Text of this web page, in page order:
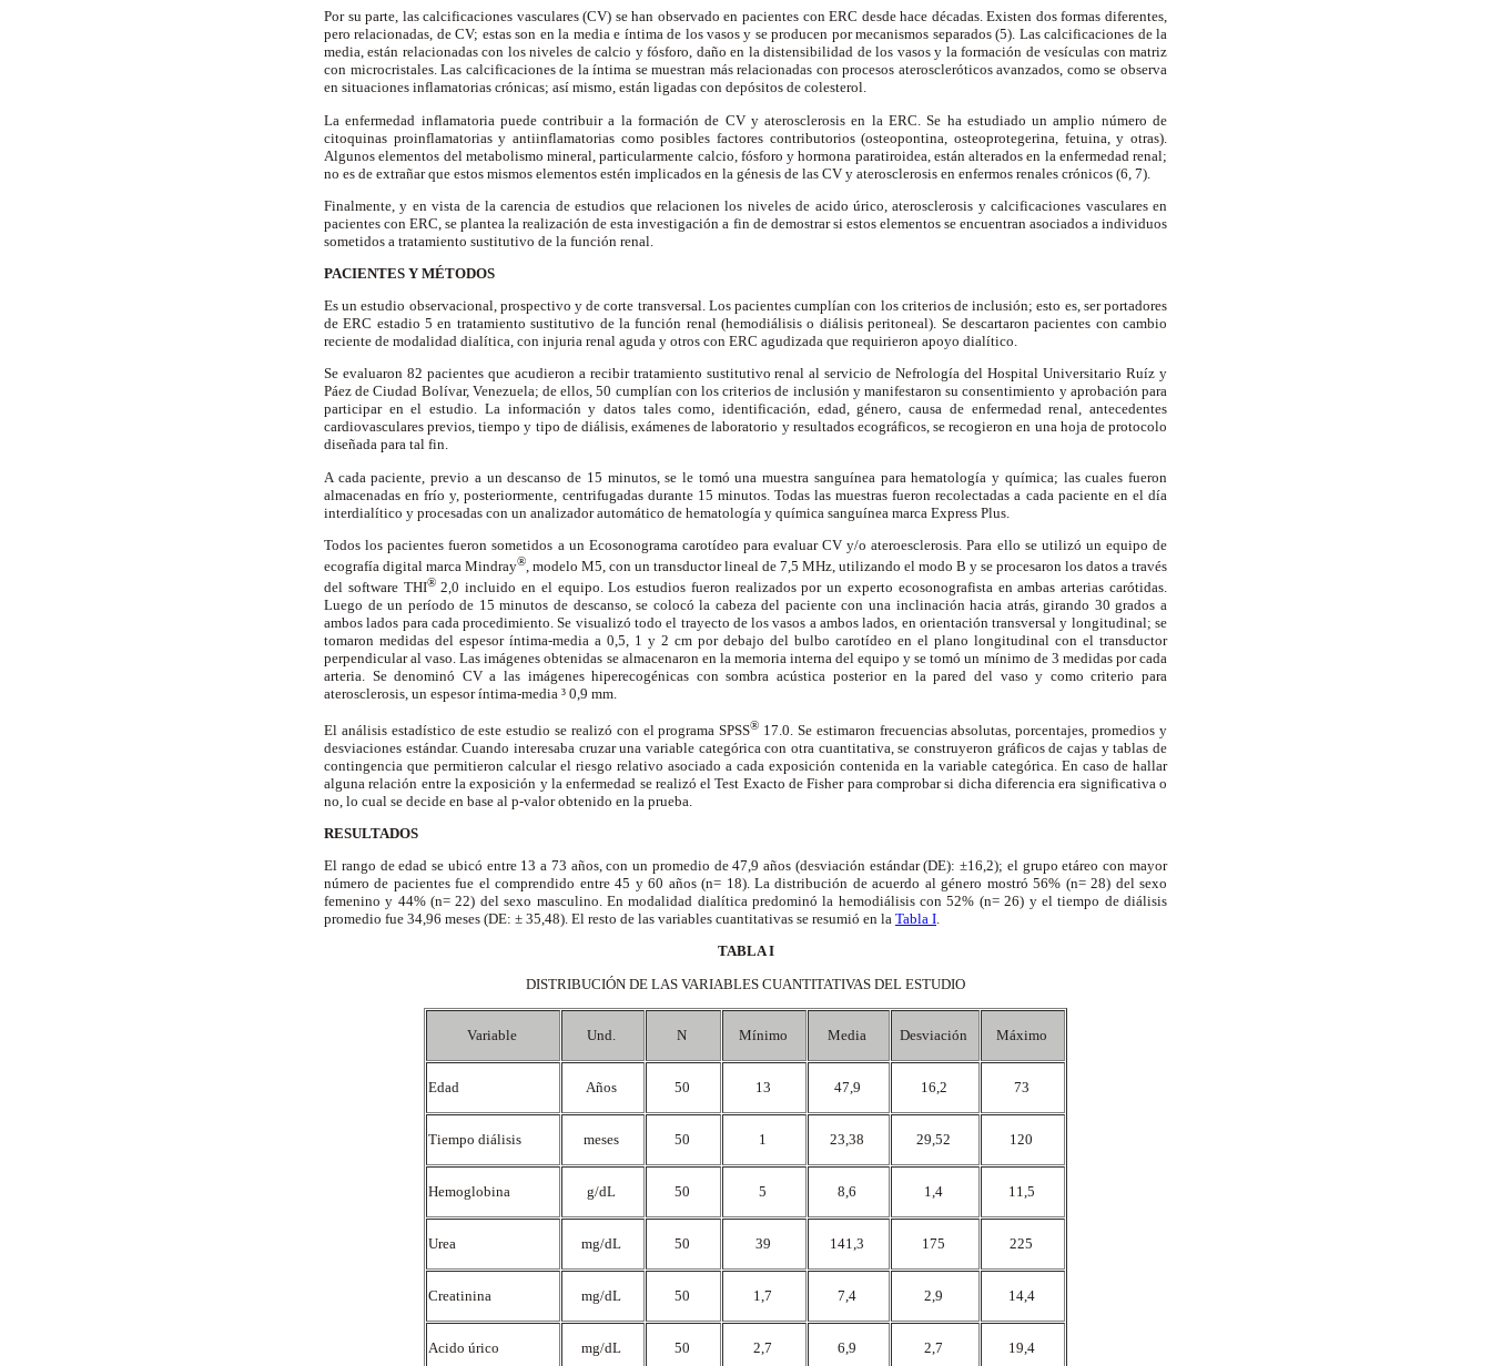
Por su parte, las calcificaciones vasculares (CV) se han observado en pacientes con ERC desde hace décadas. Existen dos formas diferentes,
pero relacionadas, de CV; estas son en la media e íntima de los vasos y se producen por mecanismos separados (5). Las calcificaciones de la
media, están relacionadas con los niveles de calcio y fósforo, daño en la distensibilidad de los vasos y la formación de vesículas con matriz
con microcristales. Las calcificaciones de la íntima se muestran más relacionadas con procesos ateroscleróticos avanzados, como se observa
en situaciones inflamatorias crónicas; así mismo, están ligadas con depósitos de colesterol.
La enfermedad inflamatoria puede contribuir a la formación de CV y aterosclerosis en la ERC. Se ha estudiado un amplio número de
citoquinas proinflamatorias y antiinflamatorias como posibles factores contributorios (osteopontina, osteoprotegerina, fetuina, y otras).
Algunos elementos del metabolismo mineral, particularmente calcio, fósforo y hormona paratiroidea, están alterados en la enfermedad renal;
no es de extrañar que estos mismos elementos estén implicados en la génesis de las CV y aterosclerosis en enfermos renales crónicos (6, 7).
Finalmente, y en vista de la carencia de estudios que relacionen los niveles de acido úrico, aterosclerosis y calcificaciones vasculares en
pacientes con ERC, se plantea la realización de esta investigación a fin de demostrar si estos elementos se encuentran asociados a individuos
sometidos a tratamiento sustitutivo de la función renal.
PACIENTES Y MÉTODOS
Es un estudio observacional, prospectivo y de corte transversal. Los pacientes cumplían con los criterios de inclusión; esto es, ser portadores
de ERC estadio 5 en tratamiento sustitutivo de la función renal (hemodiálisis o diálisis peritoneal). Se descartaron pacientes con cambio
reciente de modalidad dialítica, con injuria renal aguda y otros con ERC agudizada que requirieron apoyo dialítico.
Se evaluaron 82 pacientes que acudieron a recibir tratamiento sustitutivo renal al servicio de Nefrología del Hospital Universitario Ruíz y
Páez de Ciudad Bolívar, Venezuela; de ellos, 50 cumplían con los criterios de inclusión y manifestaron su consentimiento y aprobación para
participar en el estudio. La información y datos tales como, identificación, edad, género, causa de enfermedad renal, antecedentes
cardiovasculares previos, tiempo y tipo de diálisis, exámenes de laboratorio y resultados ecográficos, se recogieron en una hoja de protocolo
diseñada para tal fin.
A cada paciente, previo a un descanso de 15 minutos, se le tomó una muestra sanguínea para hematología y química; las cuales fueron
almacenadas en frío y, posteriormente, centrifugadas durante 15 minutos. Todas las muestras fueron recolectadas a cada paciente en el día
interdialítico y procesadas con un analizador automático de hematología y química sanguínea marca Express Plus.
Todos los pacientes fueron sometidos a un Ecosonograma carotídeo para evaluar CV y/o ateroesclerosis. Para ello se utilizó un equipo de
ecografía digital marca Mindray®, modelo M5, con un transductor lineal de 7,5 MHz, utilizando el modo B y se procesaron los datos a través
del software THI®2,0 incluido en el equipo. Los estudios fueron realizados por un experto ecosonografista en ambas arterias carótidas.
Luego de un período de 15 minutos de descanso, se colocó la cabeza del paciente con una inclinación hacia atrás, girando 30 grados a
ambos lados para cada procedimiento. Se visualizó todo el trayecto de los vasos a ambos lados, en orientación transversal y longitudinal; se
tomaron medidas del espesor íntima-media a 0,5, 1 y 2 cm por debajo del bulbo carotídeo en el plano longitudinal con el transductor
perpendicular al vaso. Las imágenes obtenidas se almacenaron en la memoria interna del equipo y se tomó un mínimo de 3 medidas por cada
arteria. Se denominó CV a las imágenes hiperecogénicas con sombra acústica posterior en la pared del vaso y como criterio para
aterosclerosis, un espesor íntima-media ³ 0,9 mm.
El análisis estadístico de este estudio se realizó con el programa SPSS® 17.0. Se estimaron frecuencias absolutas, porcentajes, promedios y
desviaciones estándar. Cuando interesaba cruzar una variable categórica con otra cuantitativa, se construyeron gráficos de cajas y tablas de
contingencia que permitieron calcular el riesgo relativo asociado a cada exposición contenida en la variable categórica. En caso de hallar
alguna relación entre la exposición y la enfermedad se realizó el Test Exacto de Fisher para comprobar si dicha diferencia era significativa o
no, lo cual se decide en base al p-valor obtenido en la prueba.
RESULTADOS
El rango de edad se ubicó entre 13 a 73 años, con un promedio de 47,9 años (desviación estándar (DE): ±16,2); el grupo etáreo con mayor
número de pacientes fue el comprendido entre 45 y 60 años (n= 18). La distribución de acuerdo al género mostró 56% (n= 28) del sexo
femenino y 44% (n= 22) del sexo masculino. En modalidad dialítica predominó la hemodiálisis con 52% (n= 26) y el tiempo de diálisis
promedio fue 34,96 meses (DE: ± 35,48). El resto de las variables cuantitativas se resumió en la Tabla I.
TABLA I
DISTRIBUCIÓN DE LAS VARIABLES CUANTITATIVAS DEL ESTUDIO
Variable Und. N Mínimo Media Desviación Máximo
Edad Años 50 13 47,9 16,2 73
Tiempo diálisis meses 50 1 23,38 29,52 120
Hemoglobina g/dL 50 5 8,6 1,4 11,5
Urea mg/dL 50 39 141,3 175 225
Creatinina mg/dL 50 1,7 7,4 2,9 14,4
Acido úrico mg/dL 50 2,7 6,9 2,7 19,4